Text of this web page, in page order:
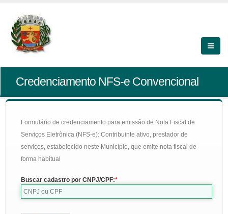
Credenciamento NFS-e Convencional
Formulário de credenciamento para emissão de Nota Fiscal de
Serviços Eletrônica (NFS-e): Contribuinte ativo, prestador de
serviços, estabelecido neste Município, que emite nota fiscal de
forma habitual
Buscar cadastro por CNPJ/CPF: